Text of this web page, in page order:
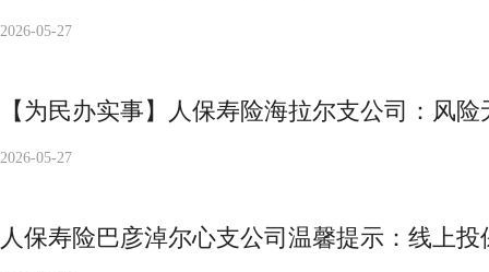
2026-05-27
【为民办实事】人保寿险海拉尔支公司：风
2026-05-27
人保寿险巴彦淖尔心支公司温馨提示：线上